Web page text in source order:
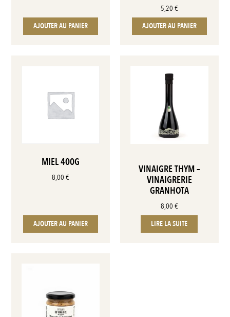
AJOUTER AU PANIER
5,20 €
AJOUTER AU PANIER
MIEL 400G
8,00€
AJOUTER AU PANIER
VINAIGRE THYM –
VINAIGRERIE
GRANHOTA
8,00 €
LIRE LA SUITE